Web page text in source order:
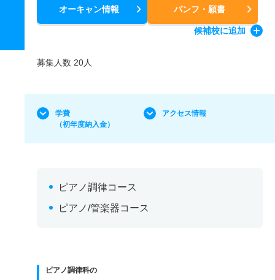
オーキャン情報 パンフ・願書
候補校に追加
募集人数 20人
学費
（初年度納入金）
アクセス情報
ピアノ調律コース
ピアノ/管楽器コース
ピアノ調律科の